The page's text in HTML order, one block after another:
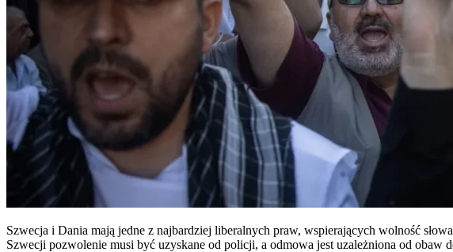
Szwecja i Dania mają jedne z najbardziej liberalnych praw, wspierających wolność
Szwecji pozwolenie musi być uzyskane od policji, a odmowa jest uzależniona od